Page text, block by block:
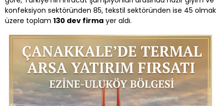
konfeksiyon sektöründen 85, tekstil sektöründen ise 45 olmak
üzere toplam 130 dev firma yer aldı.